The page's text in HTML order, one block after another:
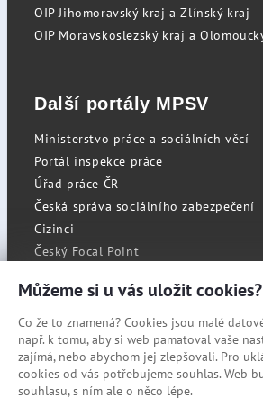
OIP Jihomoravský kraj a Zlínský kraj
OIP Moravskoslezský kraj a
Další portály MPSV
Ministerstvo práce a sociálních věcí
Portál inspekce práce
Úřad práce ČR
Česká správa sociálního zabezpečení
Cizinci
Český Focal Point
RSS
Cookies
Prohlášení o přístupnosti
Můžeme si u vás uložit cookies?
Co že to znamená? Cookies jsou malé
např. k tomu, aby si web pamatoval vaše
zajímá, nebo abychom jej zlepšovali. Pro
cookies od vás potřebujeme souhlas. Web
souhlasu, s ním ale o něco lépe.